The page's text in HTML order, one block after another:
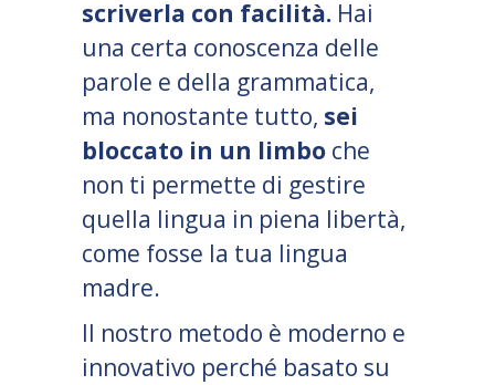
scriverla con facilità. Hai
una certa conoscenza delle
parole e della grammatica,
ma nonostante tutto, sei
bloccato in un limbo che
non ti permette di gestire
quella lingua in piena libertà,
come fosse la tua lingua
madre.
Il nostro metodo è moderno e
innovativo perché basato su